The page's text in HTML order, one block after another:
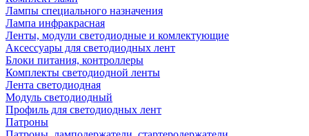
Лампы специального назначения
Лампа инфракрасная
Ленты, модули светодиодные и комлектующие
Аксессуары для светодиодных лент
Блоки питания, контроллеры
Комплекты светодиодной ленты
Лента светодиодная
Модуль светодиодный
Профиль для светодиодных лент
Патроны